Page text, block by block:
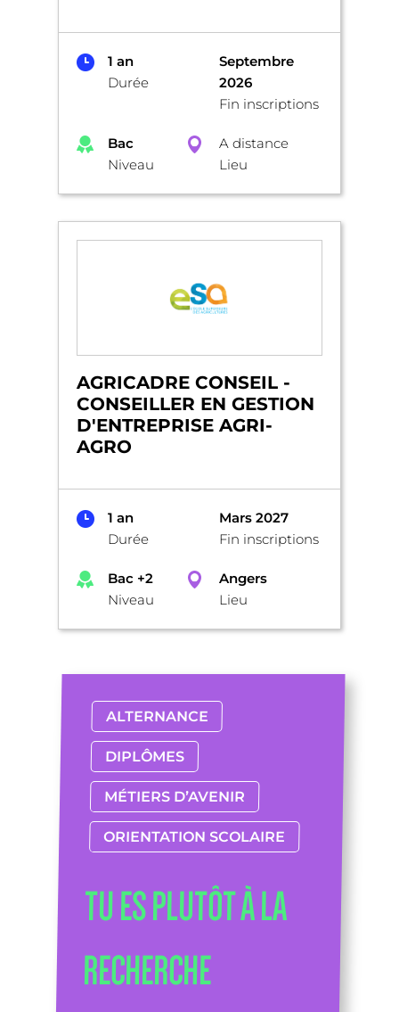
1 an
Durée
Septembre
2026
Fin inscriptions
Bac
Niveau
A distance
Lieu
AGRICADRE CONSEIL -
CONSEILLER EN GESTION
D'ENTREPRISE AGRI-
AGRO
1 an
Durée
Mars 2027
Fin inscriptions
Bac +2
Niveau
Angers
Lieu
ALTERNANCE
DIPLÔMES
MÉTIERS D’AVENIR
ORIENTATION SCOLAIRE
TU ES PLUTÔT À LA
RECHERCHE